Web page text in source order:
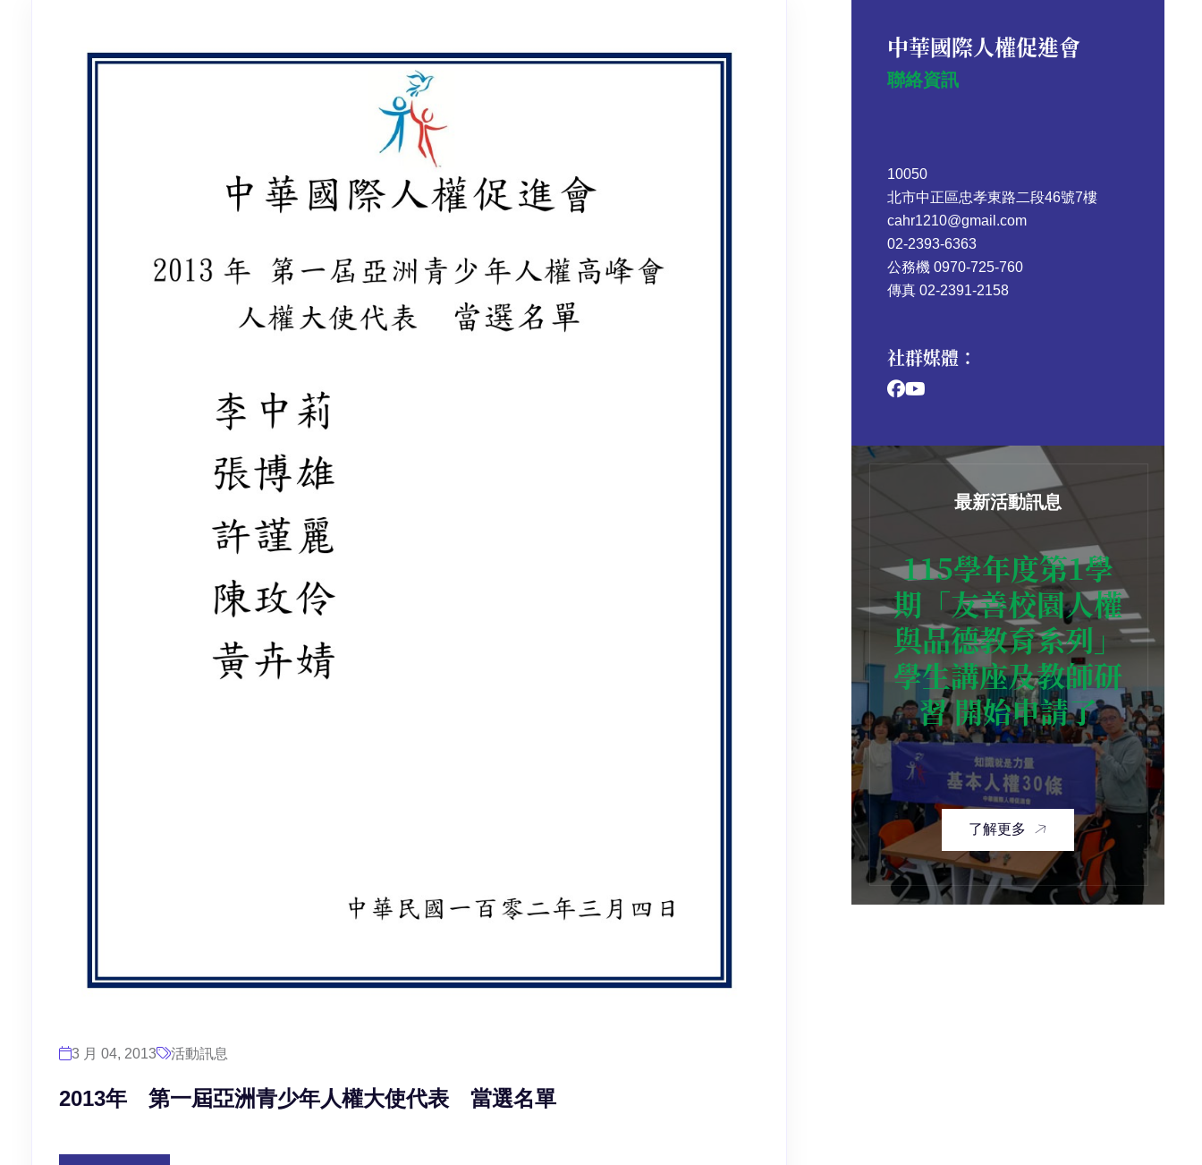
3 月 04, 2013 活動訊息
2013年 第一屆亞洲青少年人權大使代表 當選名單
中華國際人權促進會
聯絡資訊
10050
北市中正區忠孝東路二段46號7樓
cahr1210@gmail.com
02-2393-6363
公務機 0970-725-760
傳真 02-2391-2158
社群媒體：
最新活動訊息
115學年度第1學
期「友善校園人權
與品德教育系列」
學生講座及教師研
習 開始申請了
了解更多